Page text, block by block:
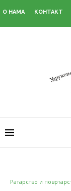
О НАМА КОНТАКТ
Ратарство и